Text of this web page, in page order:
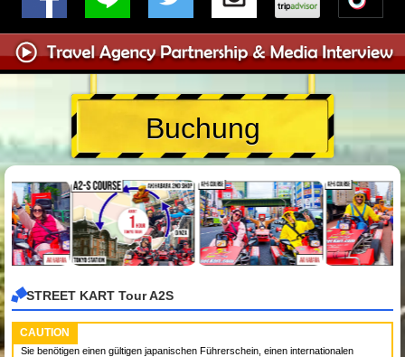
Buchung
STREET KART Tour A2S
CAUTION
Sie benötigen einen gültigen japanischen Führerschein, einen internationalen